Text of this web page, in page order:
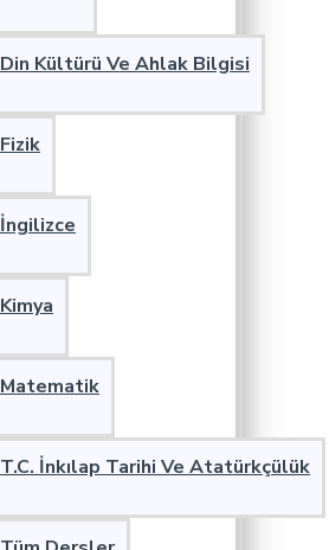
Din Kültürü Ve Ahlak Bilgisi
Fizik
İngilizce
Kimya
Matematik
T.C. İnkılap Tarihi Ve Atatürkçülük